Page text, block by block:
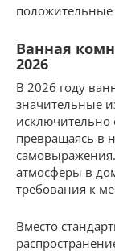
Ванная
2026
В 2026 году
значительные
превращаясь в
атмосферы в
требования к
Вместо